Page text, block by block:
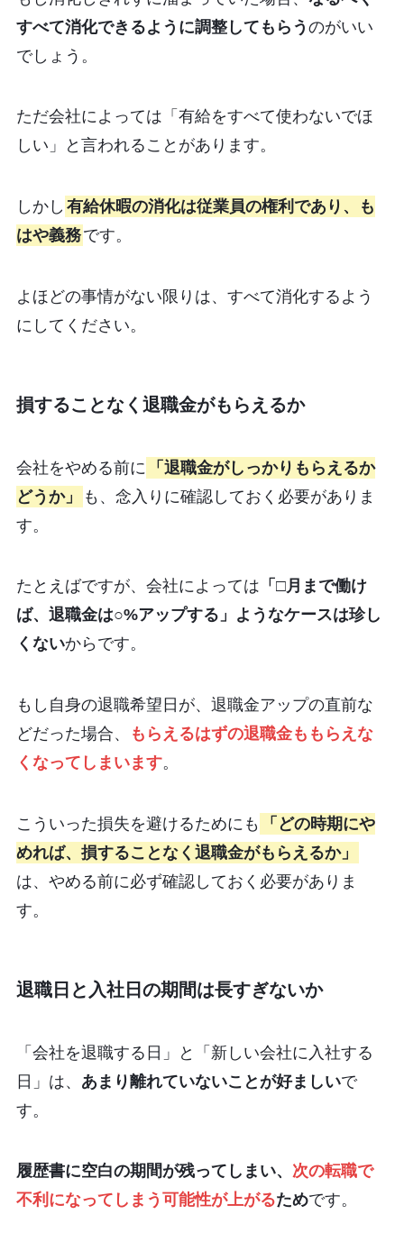
すべて消化できるように調整してもらう のがいい
でしょう。
ただ会社によっては「有給をすべて使わないでほ
しい」と言われることがあります。
しかし 有給休暇の消化は従業員の権利であり、も
はや義務です。
よほどの事情がない限りは、すべて消化するよう
にしてください。
損することなく退職金がもらえるか
会社をやめる前に
「退職金がしっかりもらえるか
どうか」
も、念入りに確認しておく必要がありま
す。
たとえばですが、会社によっては 「□月まで働け
ば、退職金は○%アップする」ようなケースは珍し
くないからです。
もし自身の退職希望日が、退職金アップの直前な
どだった場合、
もらえるはずの退職金ももらえな
くなってしまいます。
こういった損失を避けるためにも
「どの時期にや
めれば、損することなく退職金がもらえるか」
は、やめる前に必ず確認しておく必要がありま
す。
退職日と入社日の期間は長すぎないか
「会社を退職する日」と「新しい会社に入社する
日」は、 あまり離れていないことが好ましいで
す。
履歴書に空白の期間が残ってしまい、 次の転職で
不利になってしまう可能性が上がるためです。